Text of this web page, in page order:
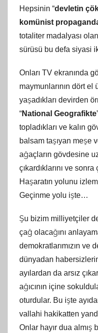
Hepsinin “devletin
komünist
totaliter madalyası
sürüsü bu defa siyasi
Onları TV ekranında
maymunlarının dört
yaşadıkları devirden
“National Geografikte
topladıkları ve kalın
balsam taşıyan meşe
ağaçların gövdesine
çıkardıklarını ve sonra
Haşaratın yolunu
Geçinme yolu işte…
Şu bizim milliyetçiler
çağ olacağını
demokratlarımızın ve
dünyadan
ayılardan da arsız
ağıcının içine
oturdular. Bu işte
vallahi hakikatten
Onlar hayır dua almış